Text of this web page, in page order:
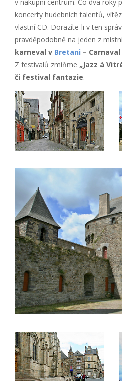
koncerty hudebních talentů,
vlastní CD. Dorazíte-li v ten
pravděpodobně na jeden z
karneval v Bretani –
Z festivalů zmiňme „Jazz á
či festival fantazie.